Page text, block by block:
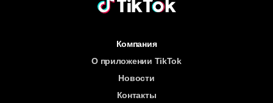
Компания
О приложении TikTok
Новости
Контакты